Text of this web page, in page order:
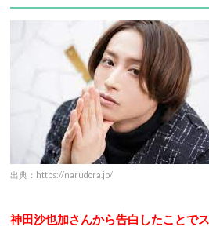
出典：https://narudora.jp/
神田沙也加さんから告白したことで